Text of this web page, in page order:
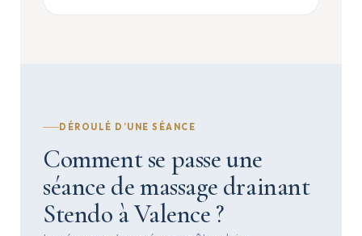
DÉROULÉ D’UNE SÉANCE
Comment se passe une
séance de massage drainant
Stendo à Valence ?